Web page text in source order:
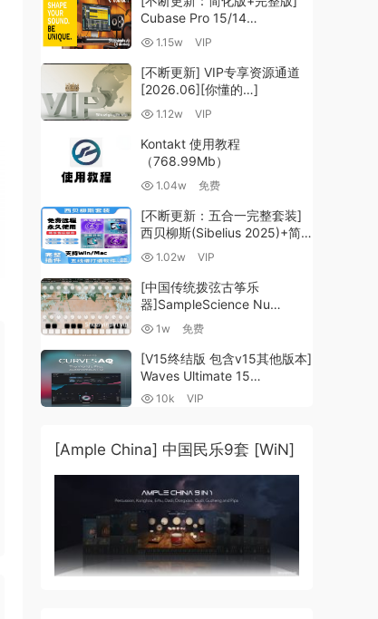
Cubase Pro 15/14
VR/R2R/U2B+原厂音源+插件
MacOSX]（704.0MB+）
1.15w VIP
[不断更新] VIP专享资源通道
[2026.06][你懂的…]
1.12w VIP
Kontakt 使用教程
（768.99Mb）
1.04w 免费
[不断更新：五合一完整套装]
西贝柳斯(Sibelius 2025)+简
谱插件V8+图片识别+音频识别
MacOSX]（80.48GB+）
1.02w VIP
[中国传统拨弦古筝乐
器]SampleScience Nu
Guzheng v2.0 x64 VST
VST3 AU DECENT SAMPLER
[WiN, MacOSX]（158MB)
1w 免费
[V15终结版 包含v15其他版本]
Waves Ultimate 15
v25.05.27+一键安装版+安装
（4.1GB+10.2GB+9.6GB）
10k VIP
[Ample China] 中国民乐9套 [WiN]